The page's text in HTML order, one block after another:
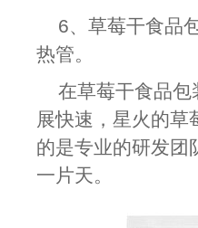
6、草莓干食品
热管。
在草莓干食品
展快速，星火的
的是专业的研发团
一片天。